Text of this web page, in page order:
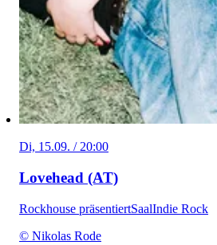
Di, 15.09. / 20:00
Lovehead (AT)
Rockhouse präsentiertSaalIndie Rock
© Nikolas Rode